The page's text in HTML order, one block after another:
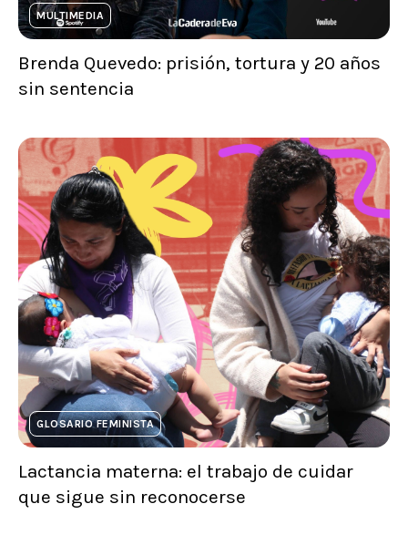
MULTIMEDIA
Brenda Quevedo: prisión, tortura y 20 años
sin sentencia
GLOSARIO FEMINISTA
Lactancia materna: el trabajo de cuidar
que sigue sin reconocerse